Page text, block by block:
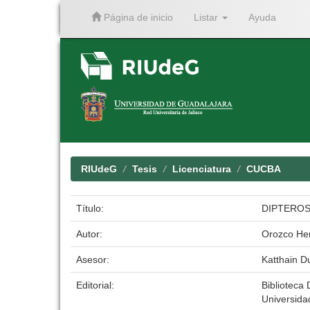
Página de inicio Listar Ayuda
RIUdeG Tesis Licenciatura CUCBA
Título:
Autor: Orozco
Asesor: Katthain
Editorial:
Biblioteca